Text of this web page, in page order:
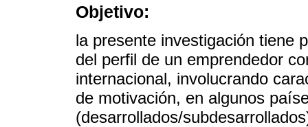
Objetivo:
la presente investigación tiene
del perfil de un emprendedor
internacional, involucrando
de motivación, en algunos
(desarrollados/